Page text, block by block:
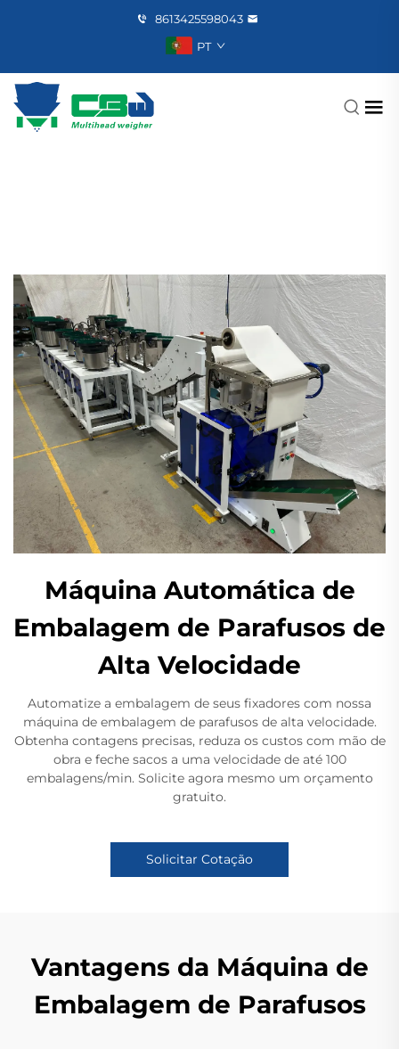
8613425598043
PT
Máquina Automática de
Embalagem de Parafusos de
Alta Velocidade
Automatize a embalagem de seus fixadores com nossa
máquina de embalagem de parafusos de alta velocidade.
Obtenha contagens precisas, reduza os custos com mão de
obra e feche sacos a uma velocidade de até 100
embalagens/min. Solicite agora mesmo um orçamento
gratuito.
Solicitar Cotação
Vantagens da Máquina de
Embalagem de Parafusos